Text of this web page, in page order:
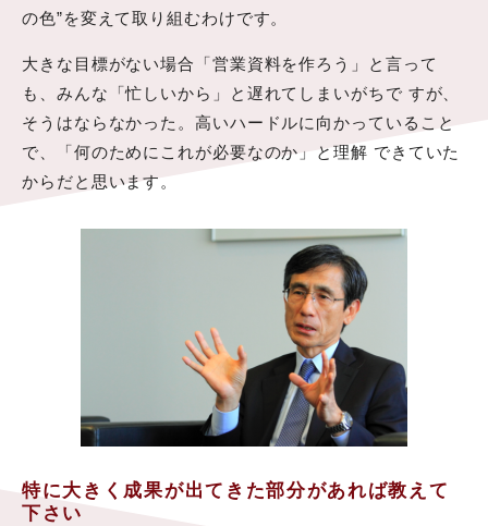
の色”を変えて取り組むわけです。
大きな目標がない場合「営業資料を作ろう」と言って
も、みんな「忙しいから」と遅れてしまいがちで すが、
そうはならなかった。高いハードルに向かっていること
で、「何のためにこれが必要なのか」と理解 できていた
からだと思います。
特に大きく成果が出てきた部分があれば教えて
下さい